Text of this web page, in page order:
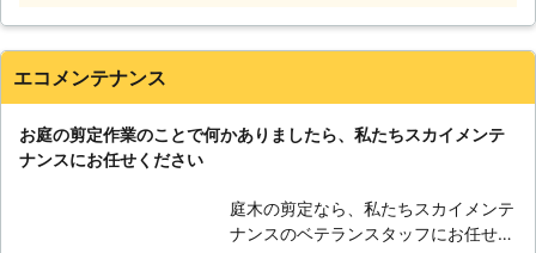
い。 ●小倉南区を拠点に北九州市に
密着対応！ 弊社は北九州市を中心に
様に対応しております。 地域密着の
体制で対応していますので、素早い対
リアです。 そのため、抜け道や近道
などの交通事情にも明るく、お客様の
ぎて、日が差さなくなって困っている
とき。 合同会社 優松緑地園では、お
客様とのつながりを大切にする会社で
エコメンテナンス
お庭の剪定作業のことで何かありましたら、私たちスカイメンテ
ナンスにお任せください
庭木の剪定なら、私たちスカイメンテ
ナンスのベテランスタッフにお任せく